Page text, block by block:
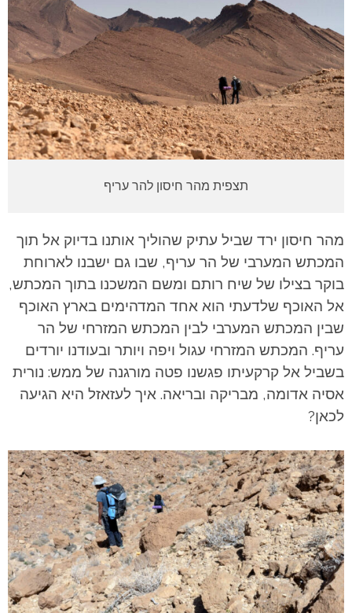
תצפית מהר חיסון להר עריף
מהר חיסון ירד שביל עתיק שהוליך אותנו בדיוק אל תוך
המכתש המערבי של הר עריף, שבו גם ישבנו לארוחת
בוקר בצילו של שיח רותם ומשם המשכנו בתוך המכתש,
אל האוכף שלדעתי הוא אחד המדהימים בארץ האוכף
שבין המכתש המערבי לבין המכתש המזרחי של הר
עריף. המכתש המזרחי עגול ויפה ויותר ובעודנו יורדים
בשביל אל קרקעיתו פגשנו פטה מורגנה של ממש: נורית
אסיה אדומה, מבריקה ובריאה. איך לעזאזל היא הגיעה
לכאן?